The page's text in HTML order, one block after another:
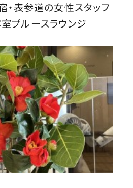
参道の女性スタッフ
プルースラウンジ